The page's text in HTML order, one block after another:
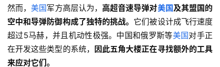
然而，美国军方高层认为， 高超音速导弹对美国及其盟国的
空中和导弹防御构成了独特的挑战。 它们被设计成飞行速度
超过5马赫，并且机动性极强。中国和俄罗斯等美国对手正
在开发这些类型的系统，
因此五角大楼正在寻找额外的工具
来应对它们。